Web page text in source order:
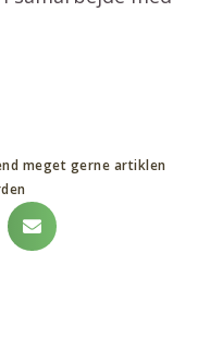
meget gerne artiklen